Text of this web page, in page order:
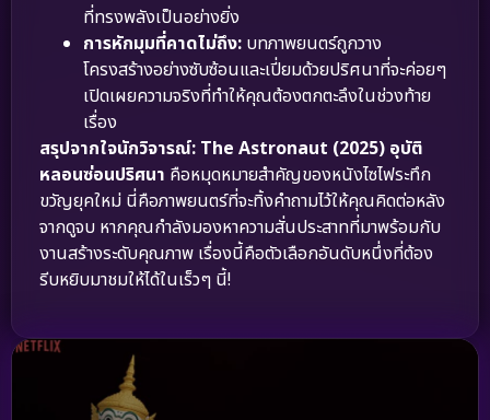
ที่ทรงพลังเป็นอย่างยิ่ง
การหักมุมที่คาดไม่ถึง: บทภาพยนตร์ถูกวาง
โครงสร้างอย่างซับซ้อนและเปี่ยมด้วยปริศนาที่จะค่อยๆ
เปิดเผยความจริงที่ทำให้คุณต้องตกตะลึงในช่วงท้าย
เรื่อง
สรุปจากใจนักวิจารณ์: The Astronaut (2025) อุบัติ
หลอนซ่อนปริศนา คือหมุดหมายสำคัญของหนังไซไฟระทึก
ขวัญยุคใหม่ นี่คือภาพยนตร์ที่จะทิ้งคำถามไว้ให้คุณคิดต่อหลัง
จากดูจบ หากคุณกำลังมองหาความสั่นประสาทที่มาพร้อมกับ
งานสร้างระดับคุณภาพ เรื่องนี้คือตัวเลือกอันดับหนึ่งที่ต้อง
รีบหยิบมาชมให้ได้ในเร็วๆ นี้!